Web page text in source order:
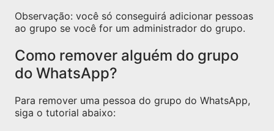
Observação: você só conseguirá adicionar pessoas
ao grupo se você for um administrador do grupo.
Como remover alguém do grupo
do WhatsApp?
Para remover uma pessoa do grupo do WhatsApp,
siga o tutorial abaixo: